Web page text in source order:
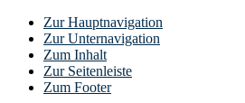
Zur Hauptnavigation
Zur Unternavigation
Zum Inhalt
Zur Seitenleiste
Zum Footer